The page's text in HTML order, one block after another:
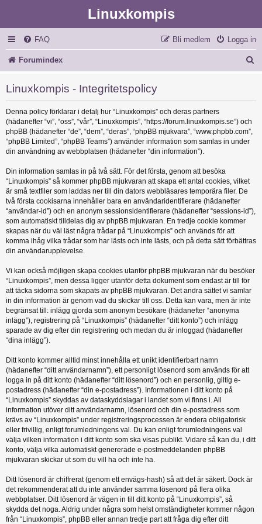
Linuxkompis
FAQ Logga in
Bli medlem
Forumindex
Linuxkompis - Integritetspolicy
Denna policy förklarar i detalj hur “Linuxkompis” och deras partners
(hädanefter “vi”, “oss”, “vår”, “Linuxkompis”, “https://forum.linuxkompis.se”) och
phpBB (hädanefter “de”, “dem”, “deras”, “phpBB mjukvara”, “www.phpbb.com”,
“phpBB Limited”, “phpBB Teams”) använder information som samlas in under
din användning av webbplatsen (hädanefter “din information”).
Din information samlas in på två sätt. För det första, genom att besöka
“Linuxkompis” så kommer phpBB mjukvaran att skapa ett antal cookies, vilket
är små textfiler som laddas ner till din dators webbläsares temporära filer. De
två första cookisarna innehåller bara en användaridentifierare (hädanefter
“användar-id”) och en anonym sessionsidentifierare (hädanefter “sessions-id”),
som automatiskt tilldelas dig av phpBB mjukvaran. En tredje cookie kommer
skapas när du väl läst några trådar på “Linuxkompis” och används för att
komma ihåg vilka trådar som har lästs och inte lästs, och på detta sätt förbättras
din användarupplevelse.
Vi kan också möjligen skapa cookies utanför phpBB mjukvaran när du besöker
“Linuxkompis”, men dessa ligger utanför detta dokument som endast är till för
att täcka sidorna som skapats av phpBB mjukvaran. Det andra sättet vi samlar
in din information är genom vad du skickar till oss. Detta kan vara, men är inte
begränsat till: inlägg gjorda som anonym besökare (hädanefter “anonyma
inlägg”), registrering på “Linuxkompis” (hädanefter “ditt konto”) och inlägg
sparade av dig efter din registrering och medan du är inloggad (hädanefter
“dina inlägg”).
Ditt konto kommer alltid minst innehålla ett unikt identifierbart namn
(hädanefter “ditt användarnamn”), ett personligt lösenord som används för att
logga in på ditt konto (hädanefter “ditt lösenord”) och en personlig, giltig e-
postadress (hädanefter “din e-postadress”). Informationen i ditt konto på
“Linuxkompis” skyddas av dataskyddslagar i landet som vi finns i. All
information utöver ditt användarnamn, lösenord och din e-postadress som
krävs av “Linuxkompis” under registreringsprocessen är endera obligatorisk
eller frivillig, enligt forumledningens val. Du kan enligt forumledningens val
välja vilken information i ditt konto som ska visas publikt. Vidare så kan du, i ditt
konto, välja vilka automatiskt genererade e-postmeddelanden phpBB
mjukvaran skickar ut som du vill ha och inte ha.
Ditt lösenord är chiffrerat (genom ett envägs-hash) så att det är säkert. Dock är
det rekommenderat att du inte använder samma lösenord på flera olika
webbplatser. Ditt lösenord är vägen in till ditt konto på “Linuxkompis”, så
skydda det noga. Aldrig under några som helst omständigheter kommer någon
från “Linuxkompis”, phpBB eller annan tredje part att fråga dig efter ditt